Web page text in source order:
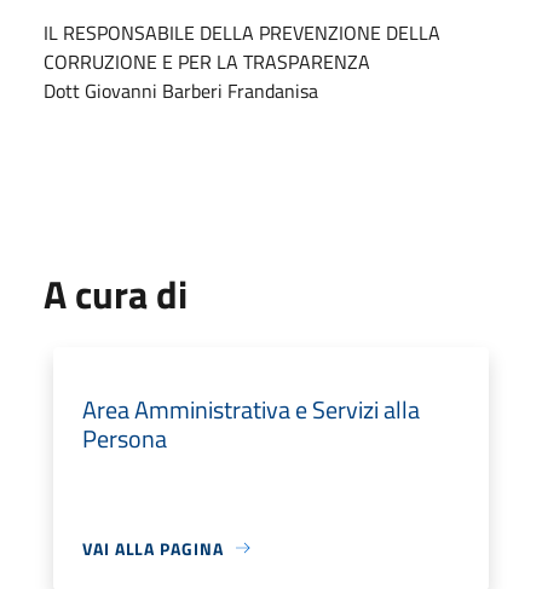
IL RESPONSABILE DELLA PREVENZIONE DELLA
CORRUZIONE E PER LA TRASPARENZA
Dott Giovanni Barberi Frandanisa
A cura di
Area Amministrativa e Servizi alla
Persona
VAI ALLA PAGINA